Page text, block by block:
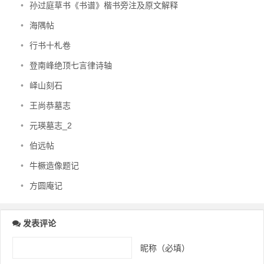
• 孙过庭草书《书谱》楷书旁注及原文解释
• 海隅帖
• 行书十札卷
• 登南峰绝顶七言律诗轴
• 峄山刻石
• 王尚恭墓志
• 元瑛墓志_2
• 伯远帖
• 牛橛造像题记
• 方圆庵记
发表评论
昵称（必填）